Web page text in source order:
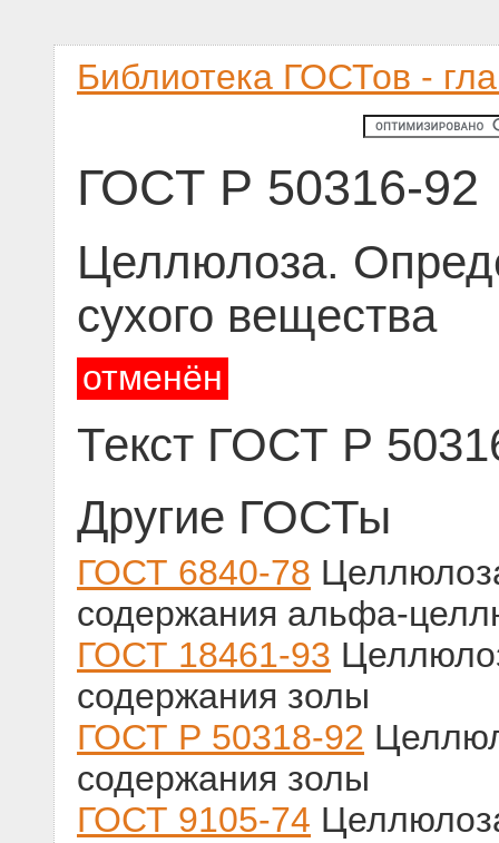
Библиотека ГОСТов -
ГОСТ Р 50316-92
Целлюлоза.
сухого вещества
отменён
Текст ГОСТ Р
Другие ГОСТы
ГОСТ 6840-78
содержания альфа-
ГОСТ 18461-93
содержания золы
ГОСТ Р 50318-92
содержания золы
ГОСТ 9105-74